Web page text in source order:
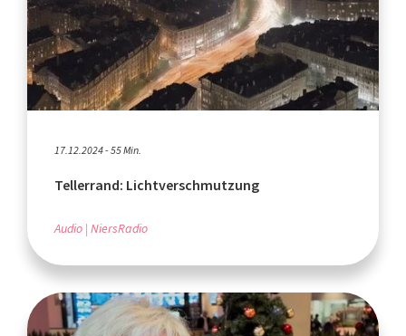
17.12.2024 - 55 Min.
Tellerrand: Lichtverschmutzung
Audio NiersRadio